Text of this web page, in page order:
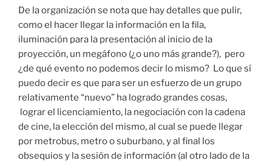
De la organización se nota que hay detalles que pulir,
como el hacer llegar la información en la fila,
iluminación para la presentación al inicio de la
proyección, un megáfono (¿o uno más grande?), pero
¿de qué evento no podemos decir lo mismo? Lo que sí
puedo decir es que para ser un esfuerzo de un grupo
relativamente “nuevo” ha logrado grandes cosas,
lograr el licenciamiento, la negociación con la cadena
de cine, la elección del mismo, al cual se puede llegar
por metrobus, metro o suburbano, y al final los
obsequios y la sesión de información (al otro lado de la